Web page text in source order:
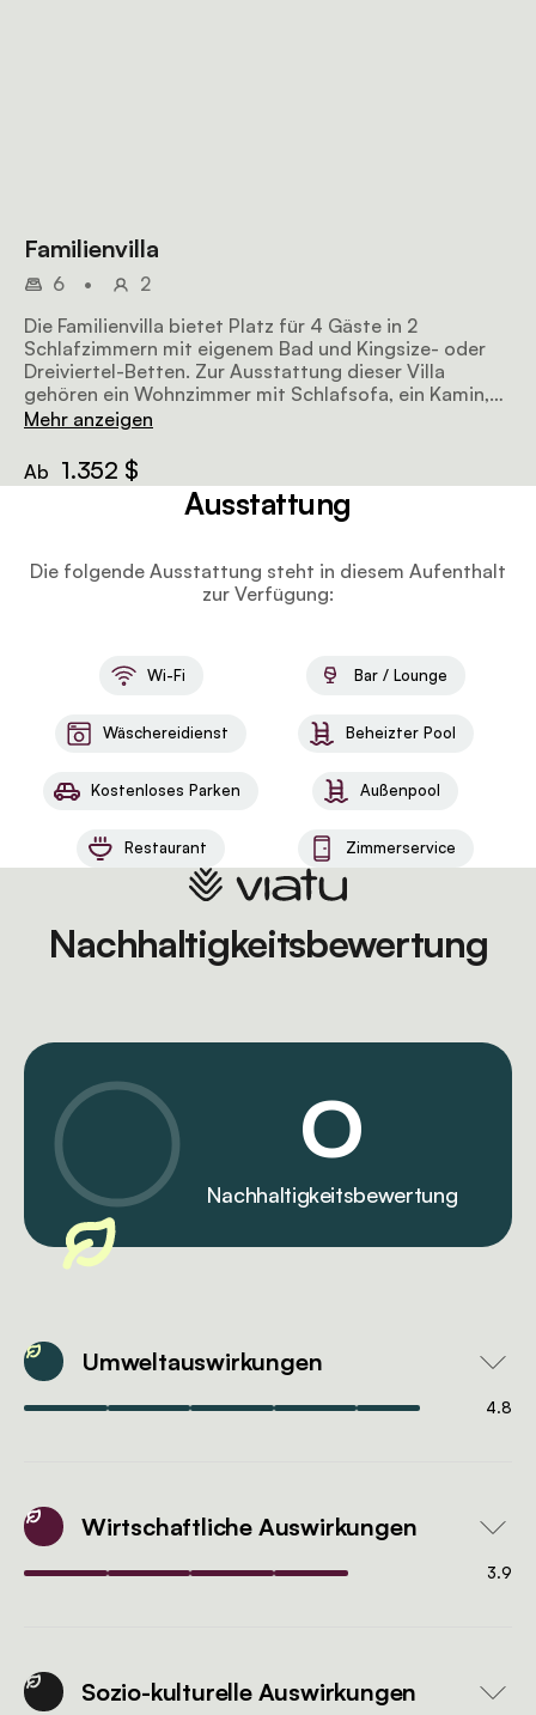
Familienvilla
6 •
2
Die Familienvilla bietet Platz für 4 Gäste in 2
Schlafzimmern mit eigenem Bad und Kingsize- oder
Dreiviertel-Betten. Zur Ausstattung dieser Villa
gehören ein Wohnzimmer mit Schlafsofa, ein Kamin,
ein Esszimmer, eine Küchenzeile und ein Gäste-WC. Im
einen Lapa-Bereich und eine Veranda auf der
Rückseite.
Mehr anzeigen
Ab 1.352 $
Ausstattung
Die folgende Ausstattung steht in diesem Aufenthalt
zur Verfügung:
Wi-Fi Bar / Lounge
Wäschereidienst Beheizter Pool
Kostenloses Parken Außenpool
Restaurant Zimmerservice
Nachhaltigkeitsbewertung
0
Nachhaltigkeitsbewertung
Umweltauswirkungen
4.8
Wirtschaftliche Auswirkungen
3.9
Sozio-kulturelle Auswirkungen